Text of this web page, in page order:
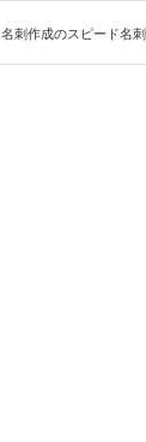
名刺作成のスピード名